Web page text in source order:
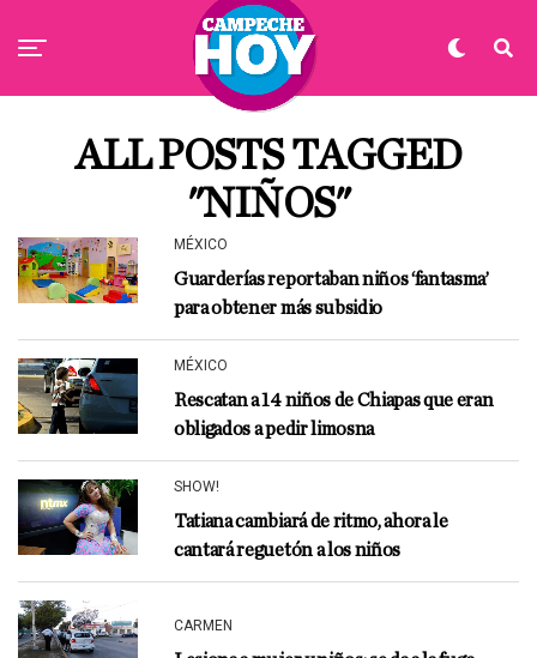
ALL POSTS TAGGED
"NIÑOS"
MÉXICO
Guarderías reportaban niños ‘fantasma’
para obtener más subsidio
MÉXICO
Rescatan a 14 niños de Chiapas que eran
obligados a pedir limosna
SHOW!
Tatiana cambiará de ritmo, ahora le
cantará reguetón a los niños
CARMEN